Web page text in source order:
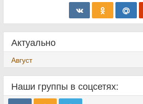
Актуально
Август
Наши группы в соцсетях: